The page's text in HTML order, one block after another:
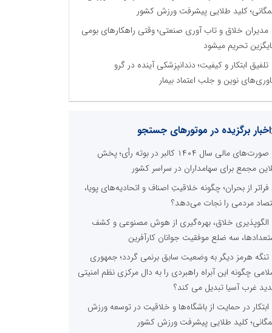
کلید طلایی پیشرفت ورزش کشور
مدیران خلاق و تاب آوری صنعتی؛ وقتی راهکارهای بومی
تحریم میشود
تلفیق ابتکار و کیفیت؛ دندانپزشکی آینده در گرو
نوین و جلب اعتماد بیمار
اخبار برگزیده در موتورهای جستجو
صورت‌های مالی سال ۱۴۰۴ کالبر در بوته رأی؛ پخش
مجمع برای سهامداران در سراسر کشور
فراتر از بحران؛ چگونه خلاقیتِ اصناف و اتحادیه‌های پویا،
مردمی را نجات می‌دهد؟
الگوپذیری خلاق، بهره‌گیری از هوش مصنوعی و کشف
سه ضلع موفقیت جوانان کارآفرین
تنگه هرمز دیگر به وضعیت سابق برنمی گردد؛ جمهوری
چگونه این آبراه راهبردی را به دال مرکزی نظم امنیتی
غرب آسیا تبدیل می کند؟
ابتکار در حمایت از باشگاه‌ها و خلاقیت در توسعه ورزش
کلید طلایی پیشرفت ورزش کشور